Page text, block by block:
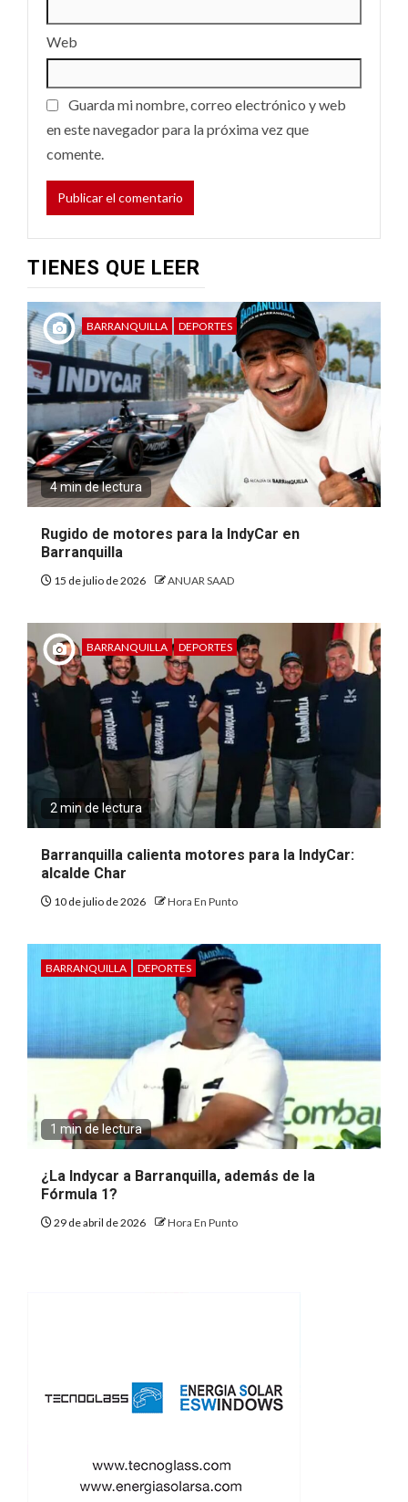
Web
Guarda mi nombre, correo electrónico y web
en este navegador para la próxima vez que
comente.
TIENES QUE LEER
BARRANQUILLA DEPORTES
4 min de lectura
Rugido de motores para la IndyCar en
Barranquilla
15 de julio de 2026 ANUAR SAAD
BARRANQUILLA DEPORTES
2 min de lectura
Barranquilla calienta motores para la IndyCar:
alcalde Char
10 de julio de 2026 Hora En Punto
BARRANQUILLA DEPORTES
1 min de lectura
¿La Indycar a Barranquilla, además de la
Fórmula 1?
29 de abril de 2026 Hora En Punto